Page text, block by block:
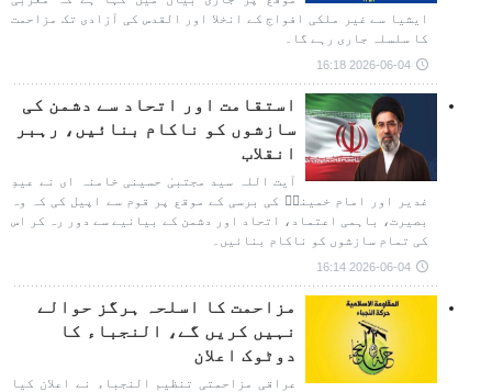
ایشیا سے غیر ملکی افواج کے انخلا اور القدس کی آزادی تک مزاحمت
کا سلسلہ جاری رہے گا۔
2026-06-04 16:18
استقامت اور اتحاد سے دشمن کی
سازشوں کو ناکام بنائیں، رہبر
انقلاب
آیت اللہ سید مجتبیٰ حسینی خامنہ ای نے عیدِ
غدیر اور امام خمینیؒ کی برسی کے موقع پر قوم سے اپیل کی کہ وہ
بصیرت، باہمی اعتماد، اتحاد اور دشمن کے بیانیے سے دور رہ کر اس
کی تمام سازشوں کو ناکام بنائیں۔
2026-06-04 16:14
مزاحمت کا اسلحہ ہرگز حوالے
نہیں کریں گے، النجباء کا
دوٹوک اعلان
عراقی مزاحمتی تنظیم النجباء نے اعلان کیا